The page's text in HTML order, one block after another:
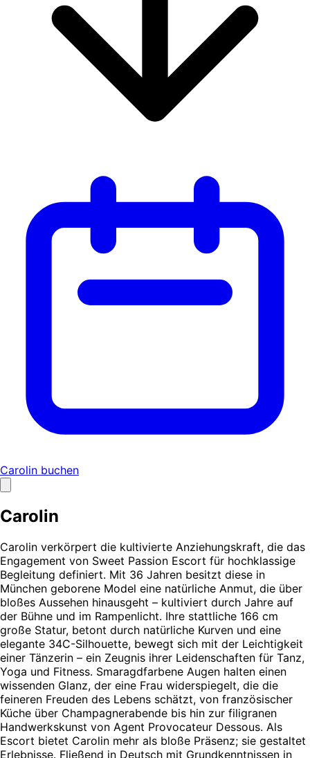
Carolin buchen
Carolin
Carolin verkörpert die kultivierte Anziehungskraft, die das
Engagement von Sweet Passion Escort für hochklassige
Begleitung definiert. Mit 36 Jahren besitzt diese in
München geborene Model eine natürliche Anmut, die über
bloßes Aussehen hinausgeht – kultiviert durch Jahre auf
der Bühne und im Rampenlicht. Ihre stattliche 166 cm
große Statur, betont durch natürliche Kurven und eine
elegante 34C-Silhouette, bewegt sich mit der Leichtigkeit
einer Tänzerin – ein Zeugnis ihrer Leidenschaften für Tanz,
Yoga und Fitness. Smaragdfarbene Augen halten einen
wissenden Glanz, der eine Frau widerspiegelt, die die
feineren Freuden des Lebens schätzt, von französischer
Küche über Champagnerabende bis hin zur filigranen
Handwerkskunst von Agent Provocateur Dessous. Als
Escort bietet Carolin mehr als bloße Präsenz; sie gestaltet
Erlebnisse. Fließend in Deutsch mit Grundkenntnissen in